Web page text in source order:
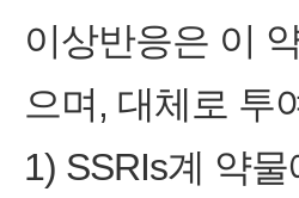
이상반응은 이
으며, 대체로 투
1) SSRIs계 약